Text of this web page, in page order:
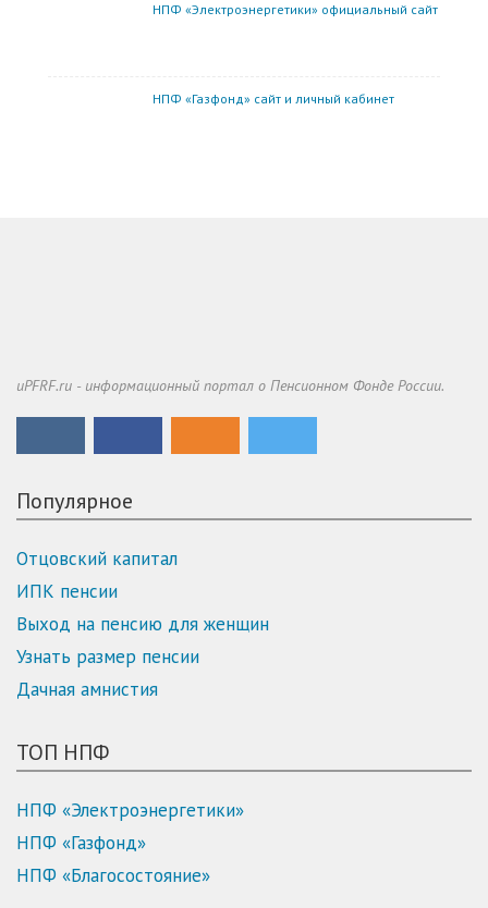
НПФ «Электроэнергетики» официальный сайт
НПФ «Газфонд» сайт и личный кабинет
uPFRF.ru - информационный портал о Пенсионном Фонде России.
Популярное
Отцовский капитал
ИПК пенсии
Выход на пенсию для женщин
Узнать размер пенсии
Дачная амнистия
ТОП НПФ
НПФ «Электроэнергетики»
НПФ «Газфонд»
НПФ «Благосостояние»